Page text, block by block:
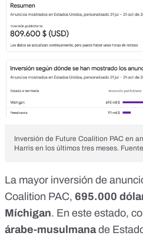
Inversión de Future Coalition PAC en
Harris en los últimos tres meses.
La mayor inversión de
Coalition PAC, 695.000
Míchigan. En este estado,
árabe-musulmanade